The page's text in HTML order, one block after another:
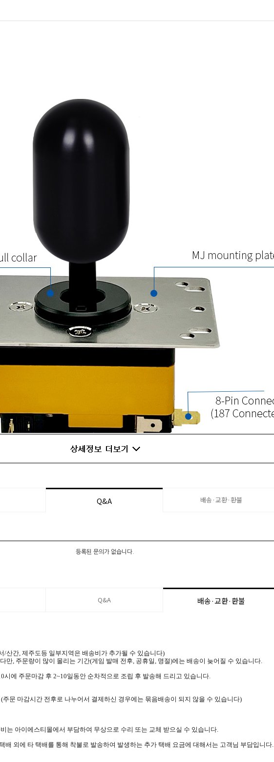
are mostly compatible with parts from V6 and feature the following changes.
- Hyper tension rubber as the Knee 1 lever - Acetal capsule handle
Product name
(※ Not compatible with Drone.)
TE2+
Old Pantera
Grommet for Knee Lever
Q&A 배송·교환·환불
등록된 문의가 없습니다.
Q&A 배송·교환·환불
/산간, 제주도등 일부지역은 배송비가 추가될 수 있습니다)
만, 주문량이 많이 몰리는 기간(게임 발매 전후, 공휴일, 명절)에는 배송이 늦어질 수 있습니다.
에 주문마감 후 2~10일동안 순차적으로 조립 후 발송해 드리고 있습니다.
문 마감시간 전후로 나누어서 결제하신 경우에는 묶음배송이 되지 않을 수 있습니다)
는 아이에스티몰에서 부담하여 무상으로 수리 또는 교체 받으실 수 있습니다.
외에 타 택배를 통해 착불로 발송하여 발생하는 추가 택배 요금에 대해서는 고객님 부담입니다.